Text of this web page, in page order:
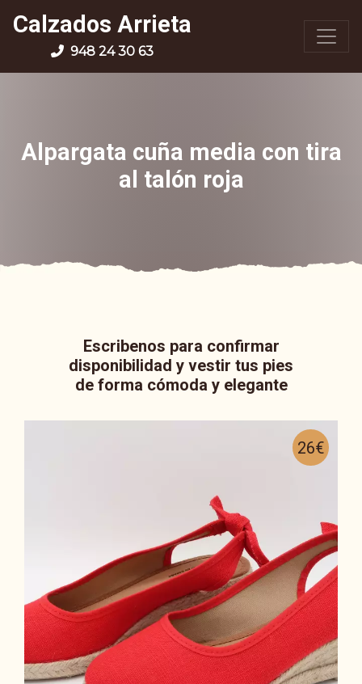
Calzados Arrieta
948 24 30 63
Alpargata cuña media con tira
al talón roja
Escribenos para confirmar
disponibilidad y vestir tus pies
de forma cómoda y elegante
26€